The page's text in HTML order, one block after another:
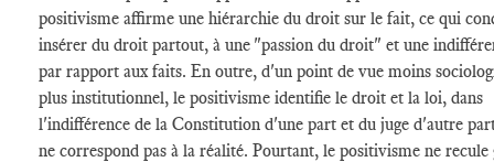
positivisme affirme une hiérarchie du droit sur le fait, ce qui
insérer du droit partout, à une "passion du droit" et une
par rapport aux faits. En outre, d'un point de vue moins
plus institutionnel, le positivisme identifie le droit et la loi, dans
l'indifférence de la Constitution d'une part et du juge d'autre
ne correspond pas à la réalité. Pourtant, le positivisme ne recule